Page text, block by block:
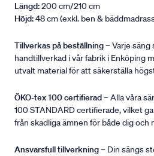
Längd:200 cm/210 cm
Höjd:48 cm (exkl. ben &
Tillverkas på beställning– Varje säng
handtillverkad i vår fabrik i Enköping
utvalt material för att säkerställa
ÖKO-tex 100 certifierad– Alla våra
100 STANDARD certifierade, vilket
från skadliga ämnen för både dig och
Ansvarsfull tillverkning– Din sängs